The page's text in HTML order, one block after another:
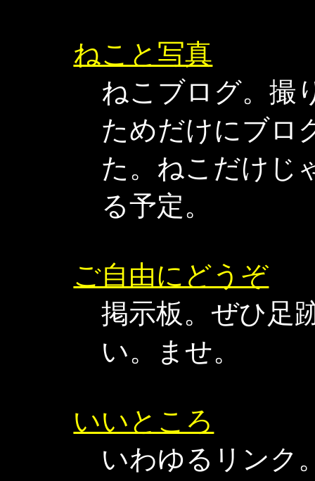
ねこと写真
ねこブログ。撮
ためだけにブロ
た。ねこだけじ
る予定。
ご自由にどうぞ
掲示板。ぜひ足
い。ませ。
いいところ
いわゆるリンク